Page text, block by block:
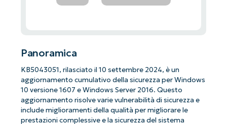
Panoramica
KB5043051, rilasciato il 10 settembre 2024, è un
aggiornamento cumulativo della sicurezza per Windows
10 versione 1607 e Windows Server 2016. Questo
aggiornamento risolve varie vulnerabilità di sicurezza e
include miglioramenti della qualità per migliorare le
prestazioni complessive e la sicurezza del sistema